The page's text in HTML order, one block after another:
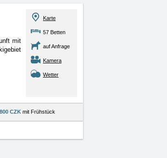
mit
Karte
57 Betten
auf Anfrage
Kamera
Wetter
800 CZK mit Frühstück